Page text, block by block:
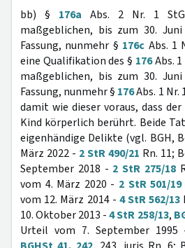
bb) § 176a Abs. 2 Nr. 1
maßgeblichen, bis zum 30.
Fassung, nunmehr § 176c Abs. 1
eine Qualifikation des § 176Abs.
maßgeblichen, bis zum 30.
Fassung, nunmehr § 176Abs. 1 Nr.
damit wie dieser voraus, dass
Kind körperlich berührt. Beide
eigenhändige Delikte (vgl. BGH,
März 2022 - 2 StR 490/21 Rn. 11;
September 2018 - 2 StR 275/18
vom 4. März 2020 - 2 StR 501/19
vom 12. März 2014 - 4 StR 562/13
10. Oktober 2013 -4 StR 258/13,
Urteil vom 7. September 1995